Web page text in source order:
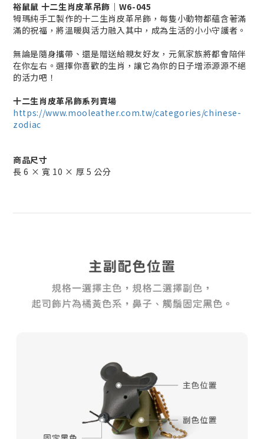
裕鼠鼠 十二生肖皮革吊飾｜W6-045
牳瑪純手工製作的十二生肖皮革吊飾，每隻小動物都蘊含著滿
滿的祝福，將溫暖與活力融入其中，成為生活的小小守護者。
無論是隨身攜帶、還是贈送給親友好友，元氣家族將都會陪伴
在你左右。選擇你喜歡的生肖，讓它為你的日子增添源源不絕
的活力吧！
十二生肖皮革吊飾系列賣場
https://www.mooleather.com.tw/categories/chinese-
zodiac
商品尺寸
長 6 × 寬 10 × 厚 5 公分